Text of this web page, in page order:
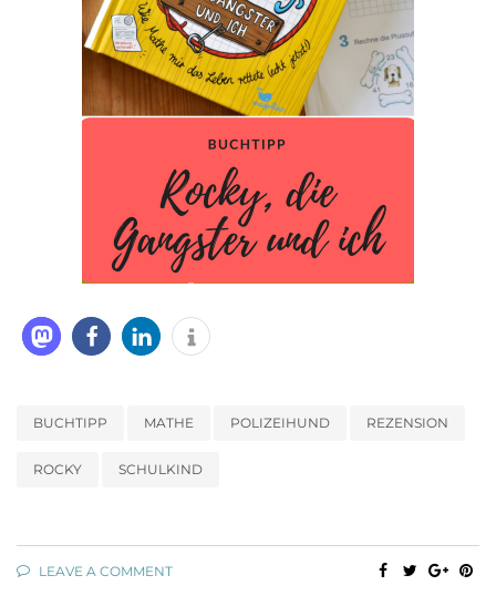
BUCHTIPP MATHE POLIZEIHUND REZENSION
ROCKY SCHULKIND
LEAVE A COMMENT